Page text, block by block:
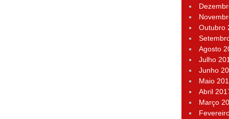
Outubro
Agosto
Julho
Junho
Maio
Abril
Março